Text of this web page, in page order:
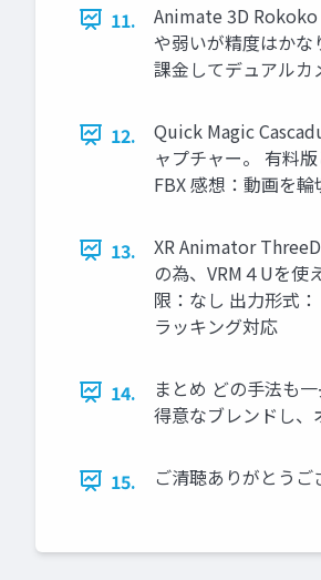
11.
Animate 3D Rokoko
や弱いが精度はか
課金してデュアルカ
12.
Quick Magic
ャプチャー。 有料
FBX 感想：動画を
13.
XR Animator
の為、VRM４Uを
限：なし 出力形式
ラッキング対応
14.
まとめ どの手法も
得意なブレンドし、
15. ご清聴ありがとうご